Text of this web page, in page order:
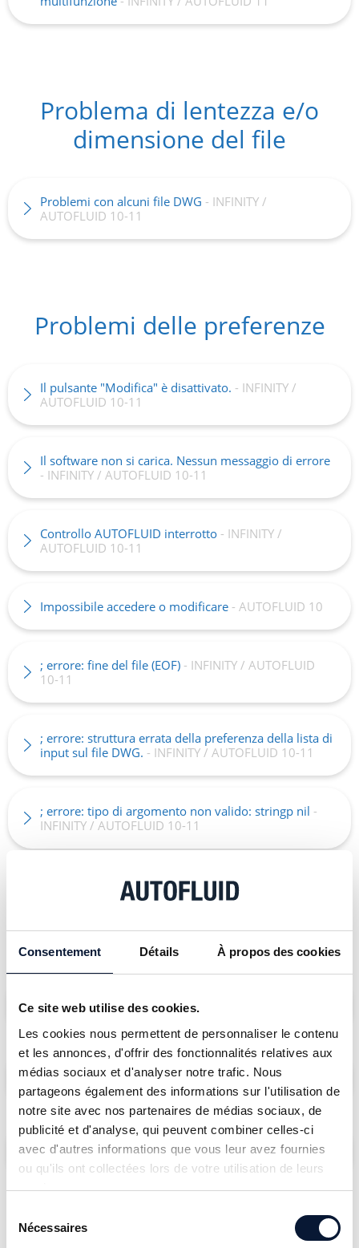
Consentement Détails À propos des cookies
Ce site web utilise des cookies.
Les cookies nous permettent de personnaliser le contenu
et les annonces, d'offrir des fonctionnalités relatives aux
médias sociaux et d'analyser notre trafic. Nous
partageons également des informations sur l'utilisation de
notre site avec nos partenaires de médias sociaux, de
publicité et d'analyse, qui peuvent combiner celles-ci
avec d'autres informations que vous leur avez fournies
ou qu'ils ont collectées lors de votre utilisation de leurs
services.
Nécessaires
Problema di lentezza e/o
dimensione del file
Problemi con alcuni file DWG - INFINITY /
AUTOFLUID 10-11
Problemi delle preferenze
Il pulsante "Modifica" è disattivato. - INFINITY /
AUTOFLUID 10-11
Il software non si carica. Nessun messaggio di errore
- INFINITY / AUTOFLUID 10-11
Controllo AUTOFLUID interrotto - INFINITY /
AUTOFLUID 10-11
Impossibile accedere o modificare - AUTOFLUID 10
; errore: fine del file (EOF) - INFINITY / AUTOFLUID
10-11
; errore: struttura errata della preferenza della lista di
input sul file DWG. - INFINITY / AUTOFLUID 10-11
; errore: tipo di argomento non valido: stringp nil -
INFINITY / AUTOFLUID 10-11
Varie
AUTOFLUID 10-11
Problema di scalatura del tipo di linea - INFINITY /
AUTOFLUID 10-11
Problema di visualizzazione - INFINITY / AUTOFLUID
10-11